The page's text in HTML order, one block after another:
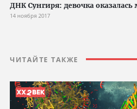
ДНК Сунгиря: девочка
14 ноября 2017
ЧИТАЙТЕ ТАКЖЕ